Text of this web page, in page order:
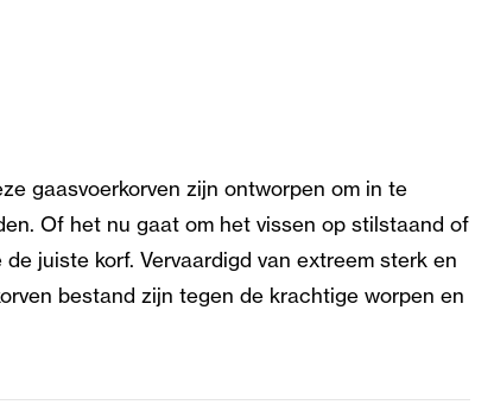
gaasvoerkorven zijn ontworpen om in te
Of het nu gaat om het vissen op stilstaand of
juiste korf. Vervaardigd van extreem sterk en
bestand zijn tegen de krachtige worpen en